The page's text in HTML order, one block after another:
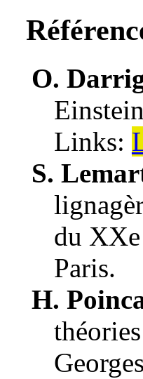
O.
Einstein
Links:
S.
du
Paris.
H.